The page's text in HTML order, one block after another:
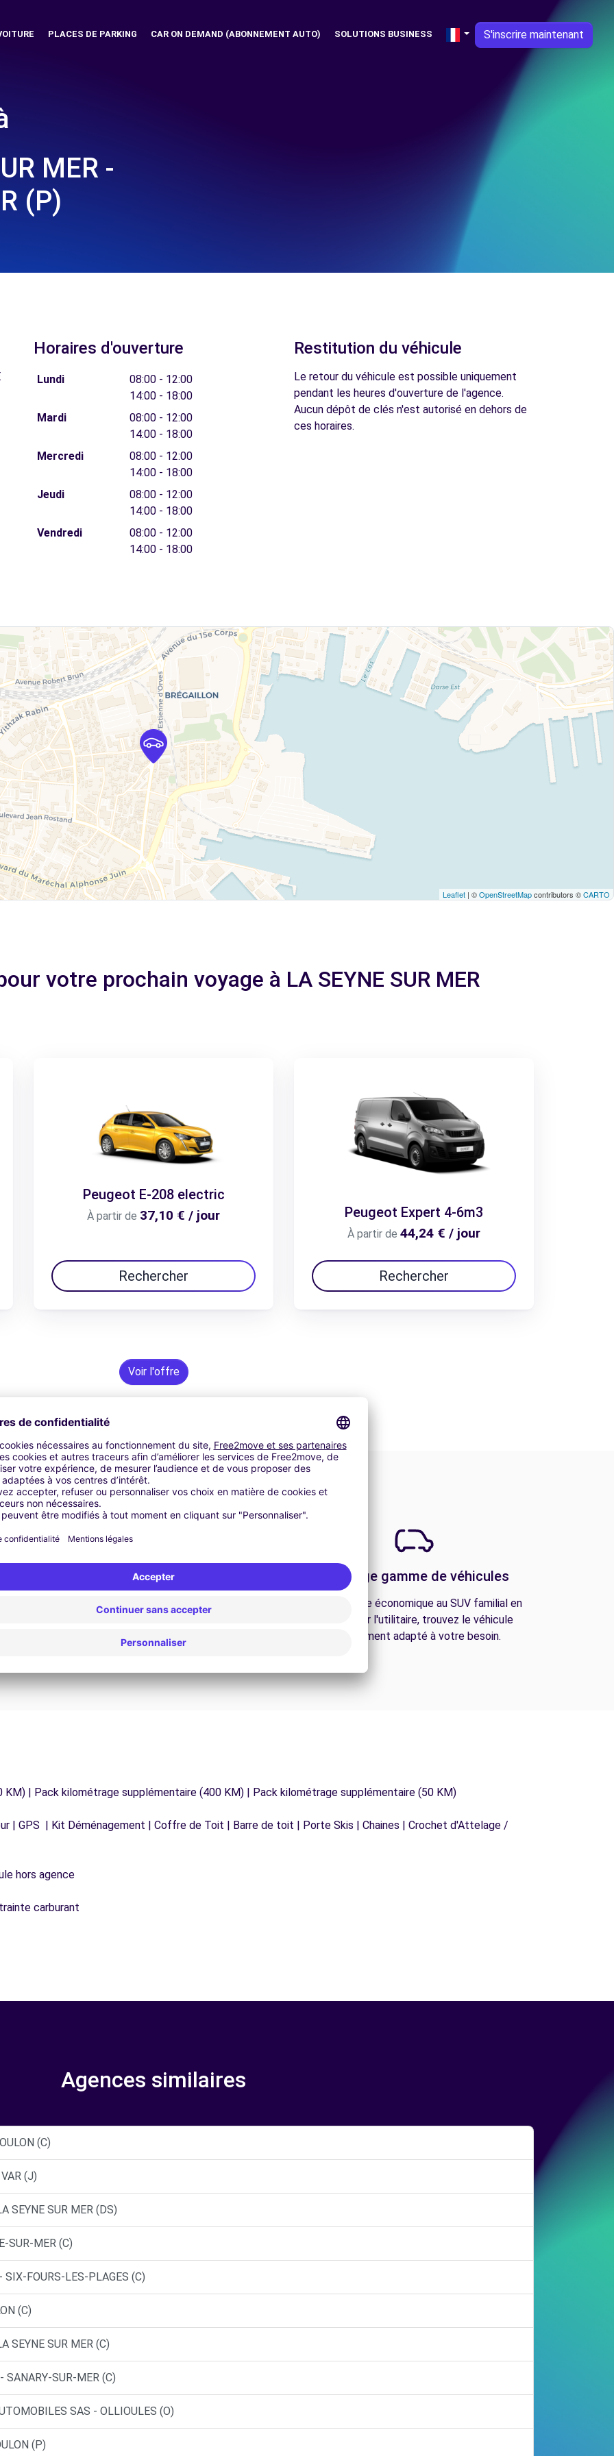
PLACES DE PARKING CAR ON DEMAND (ABONNEMENT AUTO) SOLUTIONS BUSINESS S'inscrire maintenant
MER -
(P)
Horaires d'ouverture
Lundi
08:00 - 12:00
14:00 - 18:00
Mardi
08:00 - 12:00
14:00 - 18:00
Mercredi
08:00 - 12:00
14:00 - 18:00
Jeudi
08:00 - 12:00
14:00 - 18:00
Vendredi
08:00 - 12:00
14:00 - 18:00
Restitution du véhicule
Le retour du véhicule est possible uniquement
pendant les heures d'ouverture de l'agence.
Aucun dépôt de clés n'est autorisé en dehors de
ces horaires.
Leaflet | ©OpenStreetMapcontributors ©CARTO
votre prochain voyage à LA SEYNE SUR MER
Peugeot E-208 electric
À partir de 37,10 € / jour
Rechercher
Peugeot Expert 4-6m3
À partir de 44,24 € / jour
Rechercher
Voir l'offre
Assistance 24h/24 et 7j/7
Un problème sur la route ? Notre service
d'assistance est disponible à tout moment pour
vous garantir un voyage sans interruption.
Une large gamme de véhicules
De la citadine économique au SUV familial en
passant par l'utilitaire, trouvez le véhicule
parfaitement adapté à votre besoin.
| Pack kilométrage supplémentaire (400 KM) | Pack kilométrage supplémentaire (50 KM)
| GPS | Kit Déménagement | Coffre de Toit | Barre de toit | Porte Skis | Chaines | Crochet d'Attelage /
hors agence
carburant
Agences similaires
(C)
(J)
SEYNE SUR MER (DS)
SUR-MER (C)
FOURS-LES-PLAGES (C)
(C)
SEYNE SUR MER (C)
SUR-MER (C)
SAS - OLLIOULES (O)
(P)